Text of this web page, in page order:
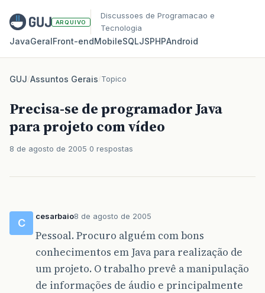
ARQUIVO
Discussoes de Programacao e
Tecnologia
JavaGeralFront‑endMobileSQLJSPHPAndroid
GUJ/Assuntos Gerais/Topico
Precisa-se de programador Java
para projeto com vídeo
8 de agosto de 2005 0 respostas
C
cesarbaio8 de agosto de 2005
Pessoal. Procuro alguém com bons
conhecimentos em Java para realização de
um projeto. O trabalho prevê a manipulação
de informações de áudio e principalmente